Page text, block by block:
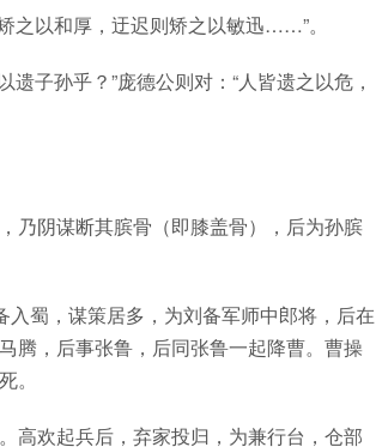
之以和厚，迂迟则矫之以敏迅……”。
子孙乎？”庞德公则对：“人皆遗之以危，
乃阴谋断其膑骨（即膝盖骨），后为孙膑
入蜀，谋策居多，为刘备军师中郎将，后在
腾，后事张鲁，后同张鲁一起降曹。曹操
。
高欢起兵后，弃家投归，为兼行台，仓部